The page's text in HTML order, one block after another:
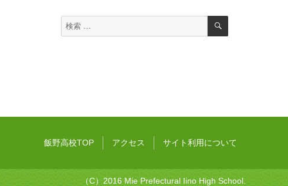
検
索
検
飯野高校TOP アクセス サイト利用について
（C）2016 Mie Prefectural Iino High School.